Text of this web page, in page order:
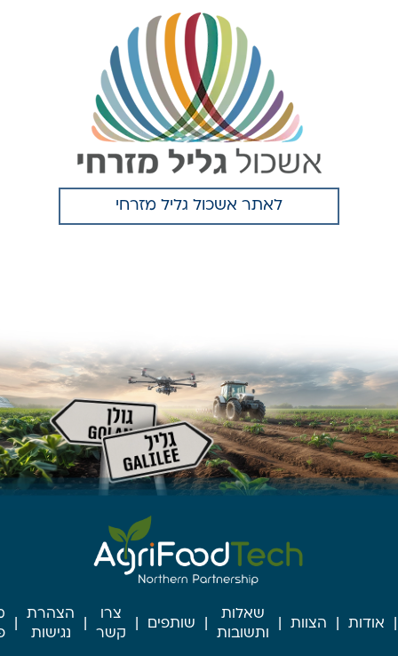
לאתר אשכול גליל מזרחי
אודות הצוות
שאלות
ותשובות
שותפים
צרו
קשר
הצהרת
נגישות